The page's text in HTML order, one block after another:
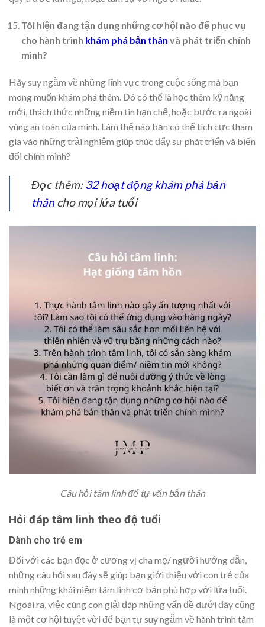
Tôi hiện đang tận dụng những cơ hội nào để phục vụ
cho hành trình khám phá bản thân và phát triển chính
mình?
Hãy suy ngẫm về những lĩnh vực trong cuộc sống mà bạn
mong muốn khám phá thêm. Đó có thể là học thêm kỹ năng
mới, thách thức những niềm tin hạn chế, hoặc bước ra ngoài
vùng an toàn của mình. Làm thế nào bạn có thể tích cực tham
gia vào những trải nghiệm giúp thúc đẩy sự phát triển và biến
đổi chính mình?
Đọc thêm: 32 hoạt động khám phá bản
thâncho mọi lứa tuổi
Câu hỏi tâm linh để tự vấn bản thân
Hỏi đáp tâm linh theo độ tuổi
Dành cho trẻ em
Đối với các bạn đọc ở cương vị cha mẹ/ người hướng dẫn,
những câu hỏi sau đây sẽ giúp bạn giới thiệu với con trẻ của
mình những khái niệm tâm linh cơ bản phù hợp với lứa tuổi.
Ngoài ra, việc cùng con giải đáp những vấn đề dưới đây cũng
là một cơ hội tuyệt vời để bạn tự suy ngẫm về hành trình tâm